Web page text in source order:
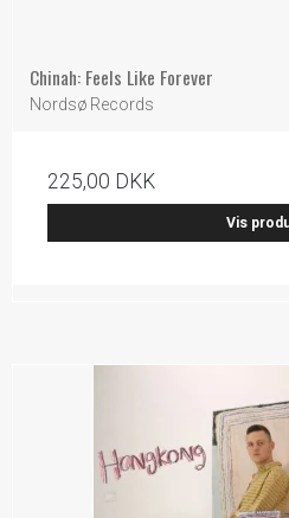
Chinah: Feels Like Forever
Nordsø Records
225,00 DKK
Vis